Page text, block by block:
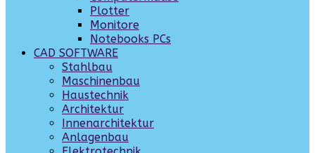
Plotter
Monitore
Notebooks PCs
CAD SOFTWARE
Stahlbau
Maschinenbau
Haustechnik
Architektur
Innenarchitektur
Anlagenbau